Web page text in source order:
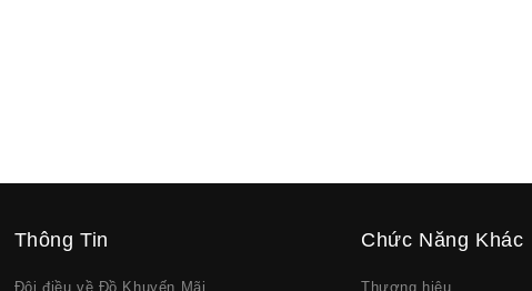
Thông Tin
Đôi điều về Đồ Khuyến Mãi
Chức Năng Khác
Thương hiệu